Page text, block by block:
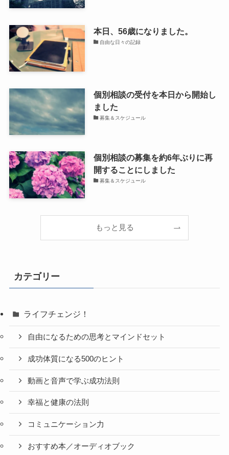
本日、56歳になりました。
自由な日々の記録
個別相談の受付を本日から開始し
ました
募集＆スケジュール
個別相談の募集を約6年ぶりに再
開することにしました
募集＆スケジュール
もっと見る
カテゴリー
ライフチェンジ！
自由になるための思考とマインドセット
成功体質になる500のヒント
動画と音声で学ぶ成功法則
幸福と健康の法則
コミュニケーション力
おすすめ本／オーディオブック